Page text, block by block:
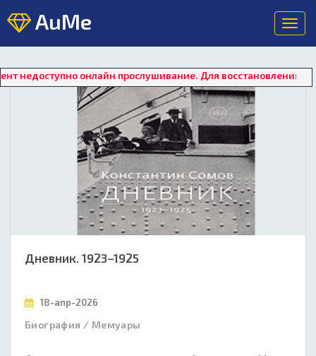
AuMe
прослушивание. Для восстановления работы
Дневник. 1923–1925
18-апр-2026
Биография / Мемуары